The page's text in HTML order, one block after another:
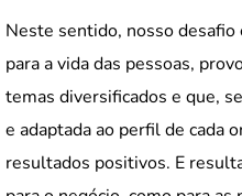
Neste sentido, nosso
para a vida das pessoas,
temas diversificados e que,
e adaptada ao perfil de cada
resultados positivos. E